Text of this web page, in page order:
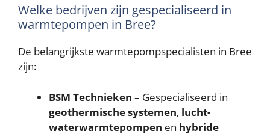
Welke bedrijven zijn gespecialiseerd in
warmtepompen in Bree?
De belangrijkste warmtepompspecialisten in Bree
zijn:
BSM Technieken – Gespecialiseerd in
geothermische systemen, lucht-
waterwarmtepompen en hybride